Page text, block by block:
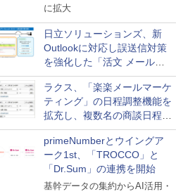
に拡大
日立ソリューションズ、新
Outlookに対応し誤送信対策
を強化した「活文 メール誤
送信防止アドインサービス」
を提供
ラクス、「楽楽メールマーケ
ティング」の日程調整機能を
拡充し、複数名の商談日程調
整を効率化
primeNumberとウイングア
ーク1st、「TROCCO」と
「Dr.Sum」の連携を開始
基幹データの集約からAI活用・